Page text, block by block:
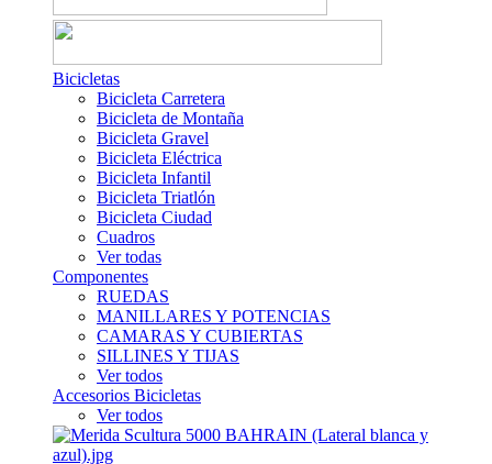
Bicicletas
Bicicleta Carretera
Bicicleta de Montaña
Bicicleta Gravel
Bicicleta Eléctrica
Bicicleta Infantil
Bicicleta Triatlón
Bicicleta Ciudad
Cuadros
Ver todas
Componentes
RUEDAS
MANILLARES Y POTENCIAS
CAMARAS Y CUBIERTAS
SILLINES Y TIJAS
Ver todos
Accesorios Bicicletas
Ver todos